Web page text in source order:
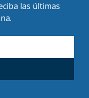
las últimas